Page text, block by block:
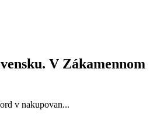
V Zákamennom
v nakupovan...